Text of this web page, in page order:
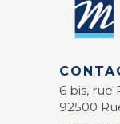
6 bis, rue
92500